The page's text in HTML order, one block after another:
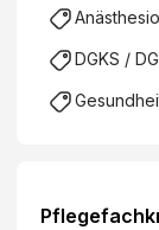
DGKS /